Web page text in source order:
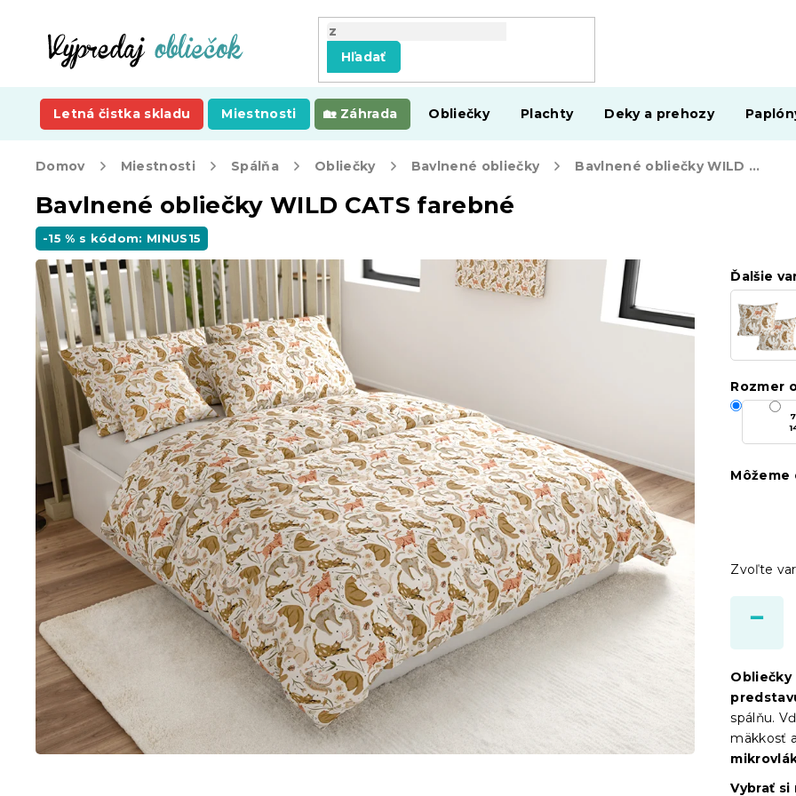
Hľadať
Letná čistka skladu Miestnosti Záhrada Obliečky Plachty Deky a prehozy
Domov Miestnosti Spálňa Obliečky Bavlnené obliečky Bavlnené obliečky WILD CATS farebné
Bavlnené obliečky WILD CATS farebné
-15 % s kódom: MINUS15
Zvoľte
Ďalšie
Rozmer
Môžeme
Obliečky
spálňu.
mäkkosť
Vybrať